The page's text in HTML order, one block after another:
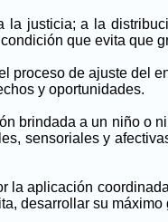
la justicia; a la
que evita que
proceso de ajuste del
y oportunidades.
brindada a un niño o
sensoriales y
la aplicación
desarrollar su